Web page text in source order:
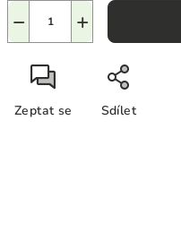
+
−
Zeptat se Sdílet